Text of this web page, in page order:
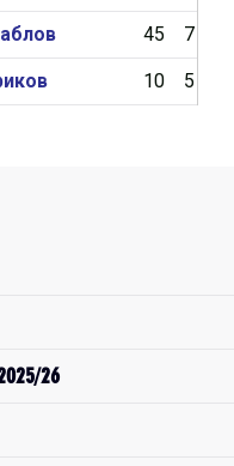
45 7
10 5
26